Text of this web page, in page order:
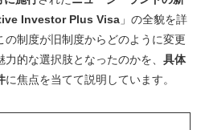
Investor Plus Visa」の全貌を詳
制度が旧制度からどのように変更
的な選択肢となったのかを、 具体
に焦点を当てて説明しています。